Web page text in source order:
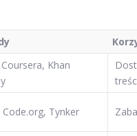
Khan
Code.org, Tynker